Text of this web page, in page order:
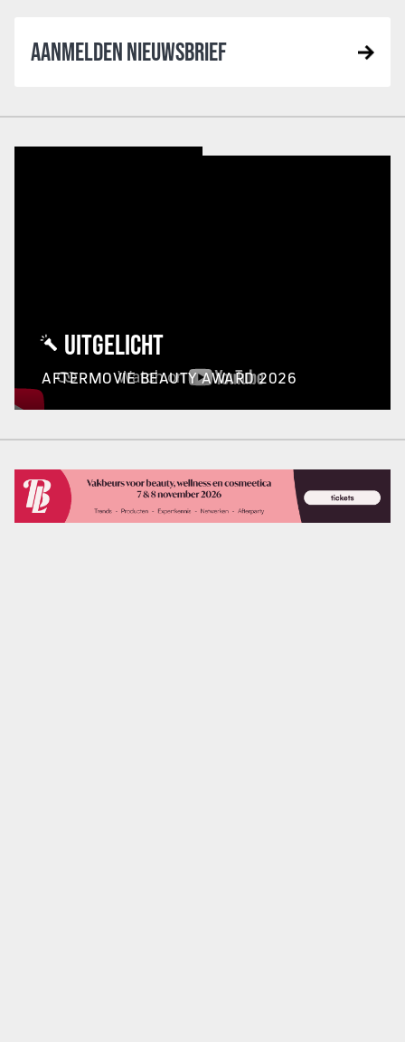
AANMELDEN NIEUWSBRIEF
UITGELICHT
AFTERMOVIE BEAUTY AWARD 2026